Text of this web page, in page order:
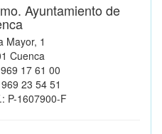
Ayuntamiento de
Mayor, 1
Cuenca
17 61 00
23 54 51
P-1607900-F